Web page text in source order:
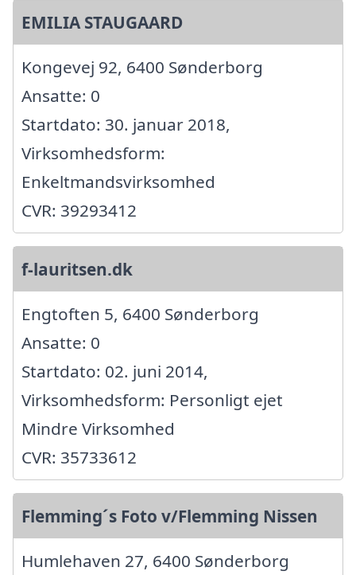
EMILIA STAUGAARD
Kongevej 92, 6400 Sønderborg
Ansatte: 0
Startdato: 30. januar 2018,
Virksomhedsform:
Enkeltmandsvirksomhed
CVR: 39293412
f-lauritsen.dk
Engtoften 5, 6400 Sønderborg
Ansatte: 0
Startdato: 02. juni 2014,
Virksomhedsform: Personligt ejet
Mindre Virksomhed
CVR: 35733612
Flemming´s Foto v/Flemming Nissen
Humlehaven 27, 6400 Sønderborg